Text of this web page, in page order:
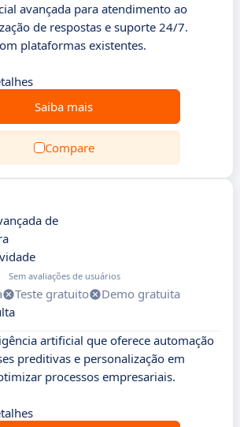
avançada para atendimento ao
de respostas e suporte 24/7.
plataformas existentes.
Saiba mais
Compare
de
Sem avaliações de usuários
Teste gratuito
Demo gratuita
artificial que oferece automação
preditivas e personalização em
processos empresariais.